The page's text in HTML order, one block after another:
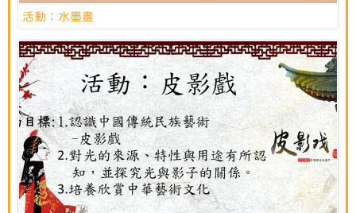
活動：水墨畫